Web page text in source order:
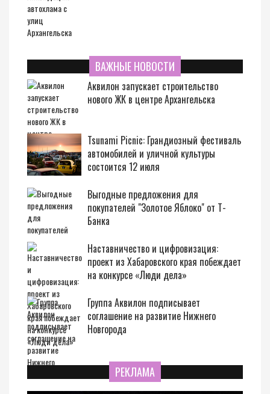
ВАЖНЫЕ НОВОСТИ
Аквилон запускает строительство
нового ЖК в центре Архангельска
Tsunami Picnic: Грандиозный фестиваль
автомобилей и уличной культуры
состоится 12 июля
Выгодные предложения для
покупателей "Золотое Яблоко" от Т-
Банка
Наставничество и цифровизация:
проект из Хабаровского края побеждает
на конкурсе «Люди дела»
Группа Аквилон подписывает
соглашение на развитие Нижнего
Новгорода
РЕКЛАМА